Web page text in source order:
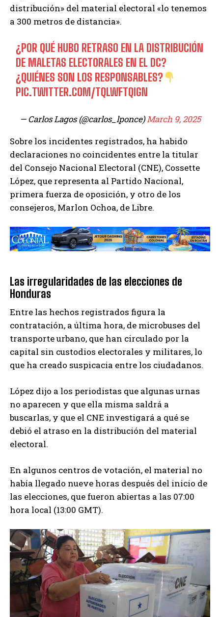
distribución» del material electoral «lo tenemos
a 300 metros de distancia».
¿POR QUÉ HUBO RETRASO EN LA DISTRIBUCIÓN
DE MALETAS ELECTORALES EN EL DC?
¿QUIÉNES SON LOS RESPONSABLES?
PIC.TWITTER.COM/TQLWFTQIGN
— Carlos Lagos (@carlos_lponce)March 9, 2025
Sobre los incidentes registrados, ha habido
declaraciones no coincidentes entre la titular
del Consejo Nacional Electoral (CNE), Cossette
López, que representa al Partido Nacional,
primera fuerza de oposición, y otro de los
consejeros, Marlon Ochoa, de Libre.
Las irregularidades de las elecciones de
Honduras
Entre las hechos registrados figura la
contratación, a última hora, de microbuses del
transporte urbano, que han circulado por la
capital sin custodios electorales y militares, lo
que ha creado suspicacia entre los ciudadanos.
López dijo a los periodistas que algunas urnas
no aparecen y que ella misma saldrá a
buscarlas, y que el CNE investigará a qué se
debió el atraso en la distribución del material
electoral.
En algunos centros de votación, el material no
había llegado nueve horas después del inicio de
las elecciones, que fueron abiertas a las 07:00
hora local (13:00 GMT).